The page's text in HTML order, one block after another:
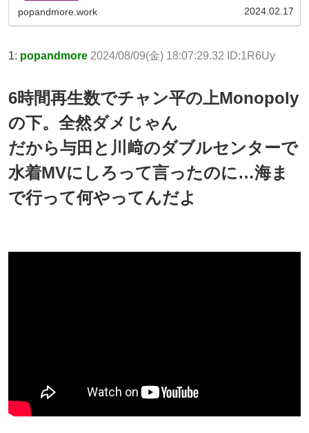
popandmore.work 2024.02.17
1: popandmore 2024/08/09(金) 18:07:29.32 ID:1R6Uy
6時間再生数でチャン平の上Monopoly
の下。全然ダメじゃん
だから与田と川﨑のダブルセンターで
水着MVにしろって言ったのに…海ま
で行って何やってんだよ